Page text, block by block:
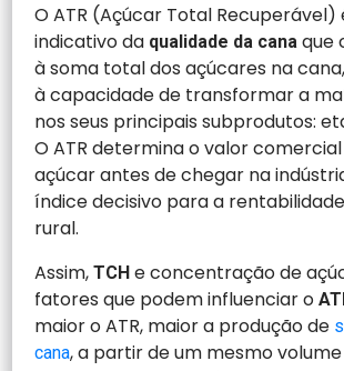
O ATR (Açúcar Total Recuperável)
indicativo da qualidade da cana que
à soma total dos açúcares na
à capacidade de transformar a
nos seus principais subprodutos:
O ATR determina o valor
açúcar antes de chegar na
índice decisivo para a
rural.
Assim,TCHe concentração de
fatores que podem influenciar o
maior o ATR, maior a produção de
cana, a partir de um mesmo